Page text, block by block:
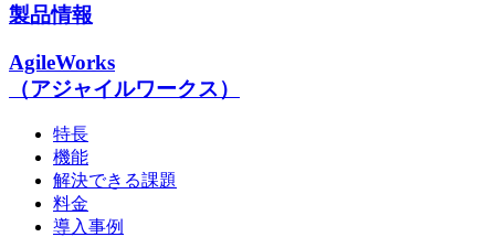
製品情報
AgileWorks
（アジャイルワークス）
特長
機能
解決できる課題
料金
導入事例